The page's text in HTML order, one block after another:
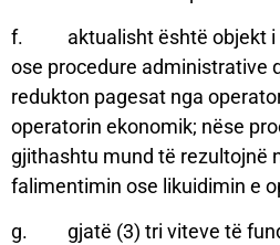
f. aktualisht është objekt i
ose procedure administrative
redukton pagesat nga
operatorin ekonomik; nëse
gjithashtu mund të rezultojnë
falimentimin ose likuidimin e
g. gjatë (3) tri viteve të